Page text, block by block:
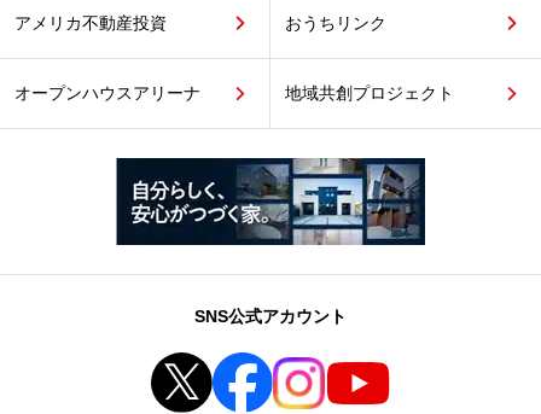
アメリカ不動産投資 おうちリンク
オープンハウスアリーナ 地域共創プロジェクト
SNS公式アカウント